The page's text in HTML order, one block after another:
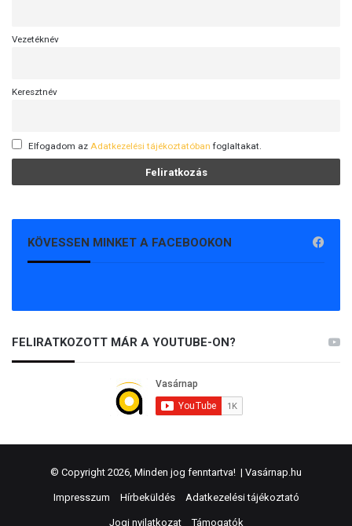
Vezetéknév
Keresztnév
Elfogadom az Adatkezelési tájékoztatóban foglaltakat.
KÖVESSEN MINKET A FACEBOOKON
FELIRATKOZOTT MÁR A YOUTUBE-ON?
© Copyright 2026, Minden jog fenntartva! | Vasárnap.hu
Impresszum Hírbeküldés Adatkezelési tájékoztató
Jogi nyilatkozat Támogatók